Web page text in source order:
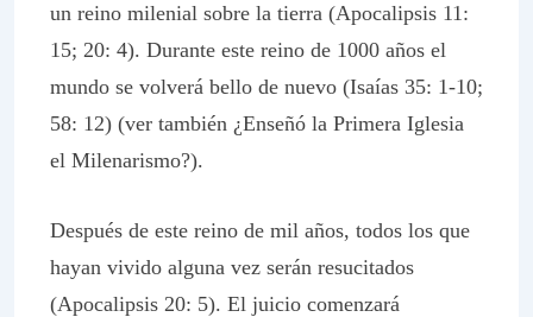
un reino milenial sobre la tierra (Apocalipsis 11:
15; 20: 4). Durante este reino de 1000 años el
mundo se volverá bello de nuevo (Isaías 35: 1-10;
58: 12) (ver también ¿Enseñó la Primera Iglesia
el Milenarismo?).
Después de este reino de mil años, todos los que
hayan vivido alguna vez serán resucitados
(Apocalipsis 20: 5). El juicio comenzará